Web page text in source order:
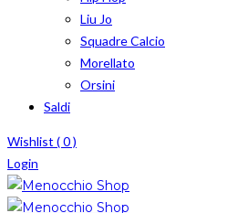
Liu Jo
Squadre Calcio
Morellato
Orsini
Saldi
Wishlist (0)
Login